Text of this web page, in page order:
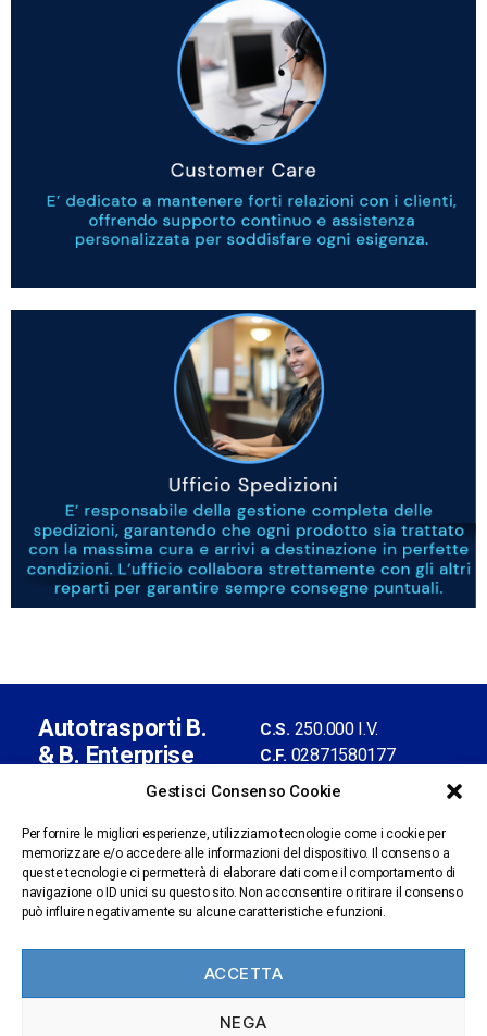
Gestisci Consenso Cookie
Per fornire le migliori esperienze, utilizziamo tecnologie come i cookie per
memorizzare e/o accedere alle informazioni del dispositivo. Il consenso a
queste tecnologie ci permetterà di elaborare dati come il comportamento di
navigazione o ID unici su questo sito. Non acconsentire o ritirare il consenso
può influire negativamente su alcune caratteristiche e funzioni.
ACCETTA
NEGA
Autotrasporti B.
& B. Enterprise
S.r.l. con socio
Sede legale:
via Artigianale, 61 -
25025 Manerbio (BS)
C.S. 250.000 I.V.
C.F. 02871580177
P.IVA02376900961
Iscrizione Albo
Autotrasportin.BS
1309601/X
amministrazione@pec.b
personale@pec.bbenter
Segnalazioni